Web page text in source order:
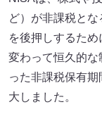
ど）が非課税と
を後押しするた
変わって恒久的
った非課税保有
大しました。